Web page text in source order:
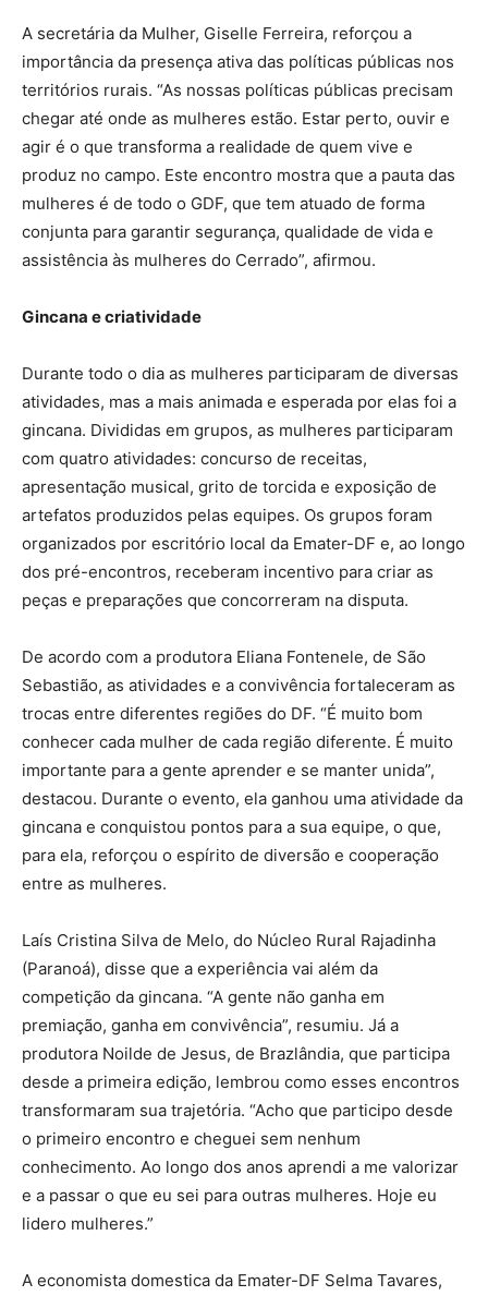
A secretária da Mulher, Giselle Ferreira, reforçou a
importância da presença ativa das políticas públicas nos
territórios rurais. “As nossas políticas públicas precisam
chegar até onde as mulheres estão. Estar perto, ouvir e
agir é o que transforma a realidade de quem vive e
produz no campo. Este encontro mostra que a pauta das
mulheres é de todo o GDF, que tem atuado de forma
conjunta para garantir segurança, qualidade de vida e
assistência às mulheres do Cerrado”, afirmou.
Gincana e criatividade
Durante todo o dia as mulheres participaram de diversas
atividades, mas a mais animada e esperada por elas foi a
gincana. Divididas em grupos, as mulheres participaram
com quatro atividades: concurso de receitas,
apresentação musical, grito de torcida e exposição de
artefatos produzidos pelas equipes. Os grupos foram
organizados por escritório local da Emater-DF e, ao longo
dos pré-encontros, receberam incentivo para criar as
peças e preparações que concorreram na disputa.
De acordo com a produtora Eliana Fontenele, de São
Sebastião, as atividades e a convivência fortaleceram as
trocas entre diferentes regiões do DF. “É muito bom
conhecer cada mulher de cada região diferente. É muito
importante para a gente aprender e se manter unida”,
destacou. Durante o evento, ela ganhou uma atividade da
gincana e conquistou pontos para a sua equipe, o que,
para ela, reforçou o espírito de diversão e cooperação
entre as mulheres.
Laís Cristina Silva de Melo, do Núcleo Rural Rajadinha
(Paranoá), disse que a experiência vai além da
competição da gincana. “A gente não ganha em
premiação, ganha em convivência”, resumiu. Já a
produtora Noilde de Jesus, de Brazlândia, que participa
desde a primeira edição, lembrou como esses encontros
transformaram sua trajetória. “Acho que participo desde
o primeiro encontro e cheguei sem nenhum
conhecimento. Ao longo dos anos aprendi a me valorizar
e a passar o que eu sei para outras mulheres. Hoje eu
lidero mulheres.”
A economista domestica da Emater-DF Selma Tavares,